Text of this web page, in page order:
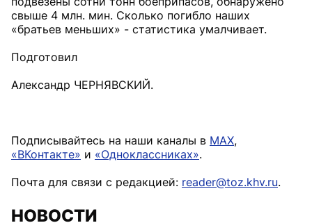
свыше 4 млн. мин. Сколько погибло наших
«братьев меньших» - статистика умалчивает.
Подготовил
Александр ЧЕРНЯВСКИЙ.
Подписывайтесь на наши каналы в MAX,
«ВКонтакте» и «Одноклассниках».
Почта для связи с редакцией: reader@toz.khv.ru.
НОВОСТИ